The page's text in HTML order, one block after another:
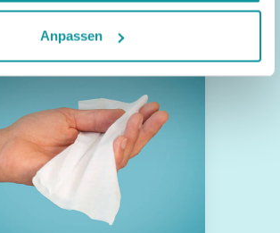
Anpassen
Desinfektion